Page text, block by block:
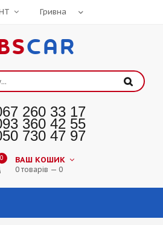
CAR
260 33 17
360 42 55
730 47 97
0 ВАШ КОШИК
0 товарів — 0